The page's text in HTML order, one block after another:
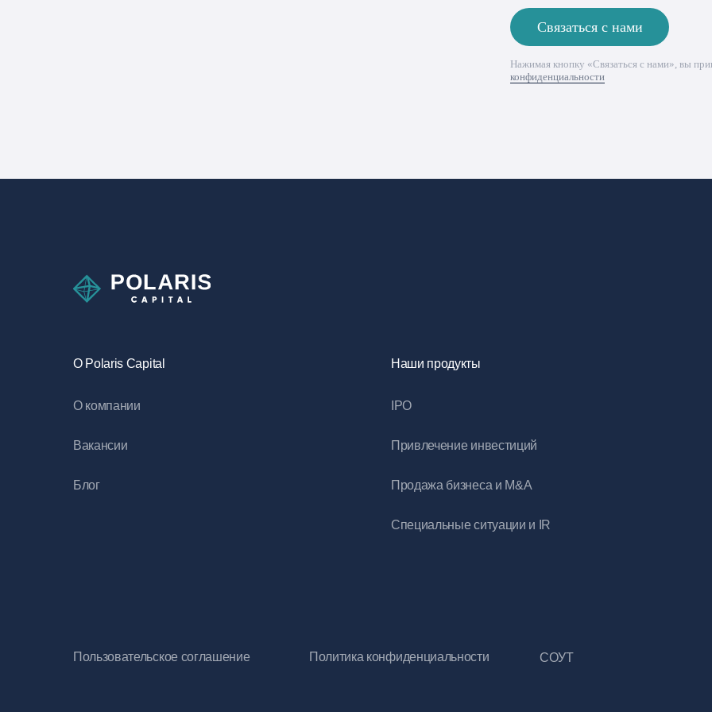
Связаться с нами
Нажимая кнопку «Связаться с нами», вы
конфиденциальности
Политика конфиденциальности СОУТ
Пользовательское соглашение
Специальные ситуации и IR
Продажа бизнеса и M&A
Привлечение инвестиций
IPO
Наши продукты
Блог
Вакансии
О компании
O Polaris Capital